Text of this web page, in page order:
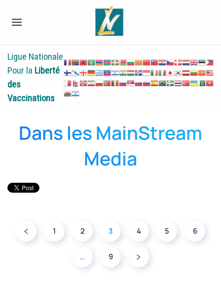
Ligue Nationale
Pour la Liberté
des
Vaccinations
Dans les MainStream
Media
1 2 3 4 5 6
… 9